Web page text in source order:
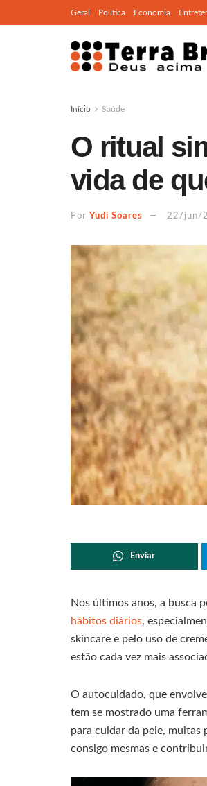
Geral Política Economia
Início Saúde
O ritual
vida de
Por Yudi Soares 22/jun/
Enviar
Nos últimos anos, a busca
hábitos diários,
skincare e pelo uso de
estão cada vez mais
O autocuidado, que
tem se mostrado uma
para cuidar da pele, muitas
consigo mesmas e